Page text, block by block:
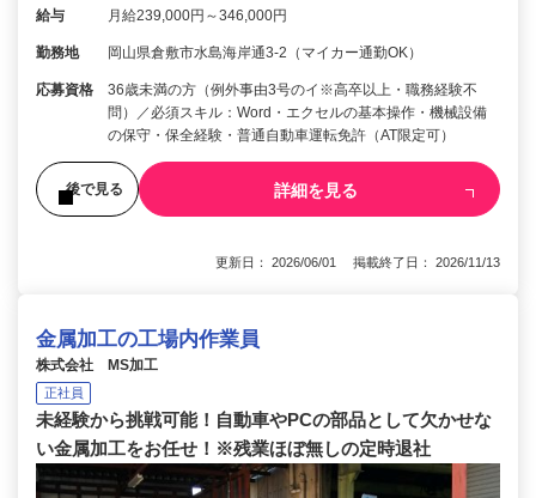
給与 月給239,000円～346,000円
勤務地 岡山県倉敷市水島海岸通3-2（マイカー通勤OK）
応募資格
36歳未満の方（例外事由3号のイ※高卒以上・職務経験不
問）／必須スキル：Word・エクセルの基本操作・機械設備
の保守・保全経験・普通自動車運転免許（AT限定可）
後で見る 詳細を見る
更新日： 2026/06/01 掲載終了日： 2026/11/13
金属加工の工場内作業員
株式会社 MS加工
正社員
未経験から挑戦可能！自動車やPCの部品として欠かせな
い金属加工をお任せ！※残業ほぼ無しの定時退社